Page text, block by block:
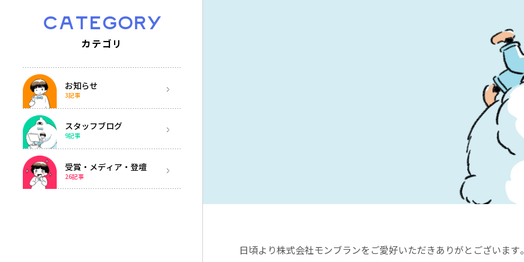
CATEGORY
カテゴリ
お知らせ
3記事
スタッフブログ
9記事
受賞・メディア・登壇
26記事
日頃より株式会社モンブランをご愛好いただきありがとございます